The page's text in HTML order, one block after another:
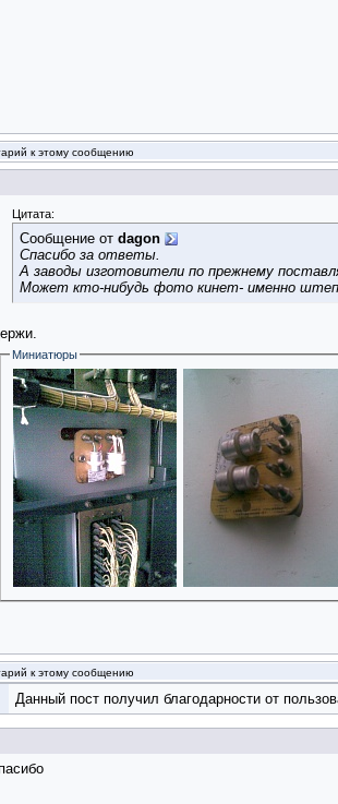
к этому сообщению
Цитата:
Сообщение от dagon
Спасибо за ответы.
А заводы изготовители по прежнему
Может кто-нибудь фото кинет- именно
Миниатюры
к этому сообщению
Данный пост получил благодарности от